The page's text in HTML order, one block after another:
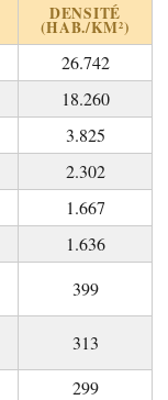
DENSITÉ
(HAB./KM²)
26.742
18.260
3.825
2.302
1.667
1.636
399
313
299